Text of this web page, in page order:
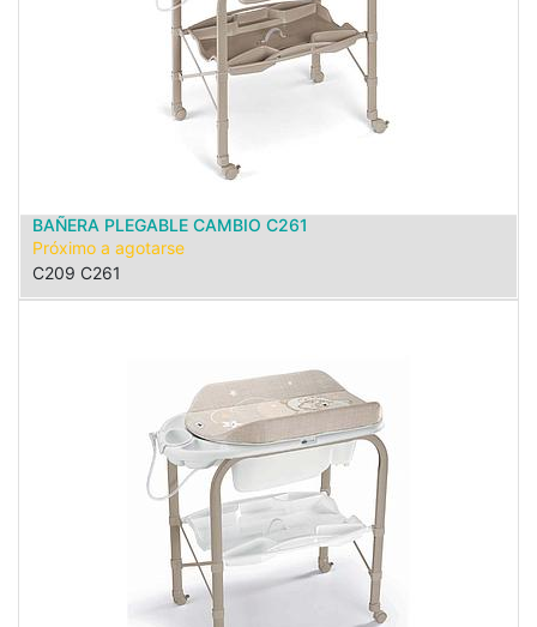
BAÑERA PLEGABLE CAMBIO C261
Próximo a agotarse
C209 C261